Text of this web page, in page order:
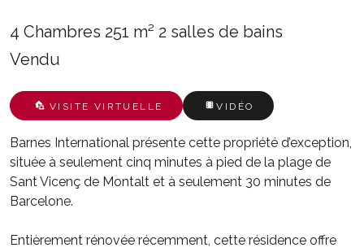
4 Chambres 251 m² 2 salles de bains
Vendu
VISITE VIRTUELLE VIDÉO
Barnes International présente cette propriété d’exception,
située à seulement cinq minutes à pied de la plage de
Sant Vicenç de Montalt et à seulement 30 minutes de
Barcelone.
Entièrement rénovée récemment, cette résidence offre